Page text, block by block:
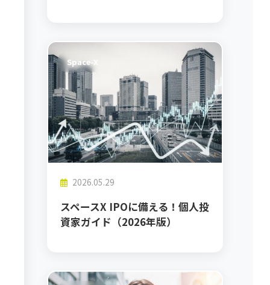
Space-X
2026.05.29
スペースX IPOに備える！個人投
資家ガイド（2026年版）